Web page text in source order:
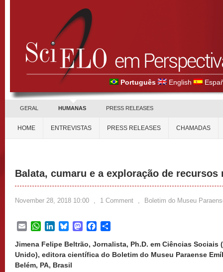
Português English
GERAL HUMANAS PRESS RELEASES
HOME ENTREVISTAS PRESS RELEASES CHAMADAS
Balata, cumaru e a exploração de recursos
November 28, 2018 10:00 , 1 Comment , Boletim do Museu
EmailWhatsApp
LinkedInBlueskyMastodonFacebook
Jimena Felipe Beltrão, Jornalista, Ph.D. em Ciências
Unido), editora científica do Boletim do Museu Paraense
Belém, PA, Brasil